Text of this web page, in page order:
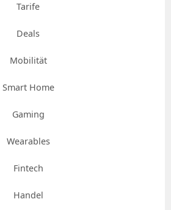
Tarife
Deals
Mobilität
Smart Home
Gaming
Wearables
Fintech
Handel